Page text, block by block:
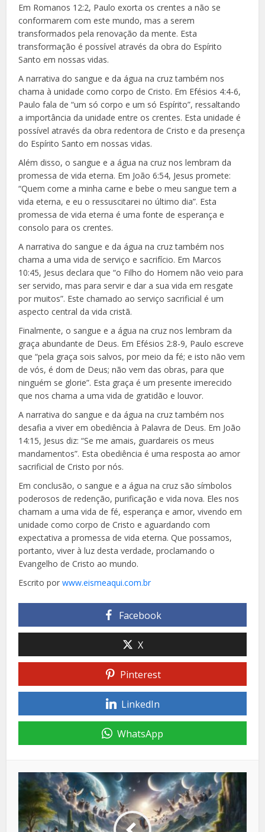
Em Romanos 12:2, Paulo exorta os crentes a não se
conformarem com este mundo, mas a serem
transformados pela renovação da mente. Esta
transformação é possível através da obra do Espírito
Santo em nossas vidas.
A narrativa do sangue e da água na cruz também nos
chama à unidade como corpo de Cristo. Em Efésios 4:4-6,
Paulo fala de “um só corpo e um só Espírito”, ressaltando
a importância da unidade entre os crentes. Esta unidade é
possível através da obra redentora de Cristo e da presença
do Espírito Santo em nossas vidas.
Além disso, o sangue e a água na cruz nos lembram da
promessa de vida eterna. Em João 6:54, Jesus promete:
“Quem come a minha carne e bebe o meu sangue tem a
vida eterna, e eu o ressuscitarei no último dia”. Esta
promessa de vida eterna é uma fonte de esperança e
consolo para os crentes.
A narrativa do sangue e da água na cruz também nos
chama a uma vida de serviço e sacrifício. Em Marcos
10:45, Jesus declara que “o Filho do Homem não veio para
ser servido, mas para servir e dar a sua vida em resgate
por muitos”. Este chamado ao serviço sacrificial é um
aspecto central da vida cristã.
Finalmente, o sangue e a água na cruz nos lembram da
graça abundante de Deus. Em Efésios 2:8-9, Paulo escreve
que “pela graça sois salvos, por meio da fé; e isto não vem
de vós, é dom de Deus; não vem das obras, para que
ninguém se glorie”. Esta graça é um presente imerecido
que nos chama a uma vida de gratidão e louvor.
A narrativa do sangue e da água na cruz também nos
desafia a viver em obediência à Palavra de Deus. Em João
14:15, Jesus diz: “Se me amais, guardareis os meus
mandamentos”. Esta obediência é uma resposta ao amor
sacrificial de Cristo por nós.
Em conclusão, o sangue e a água na cruz são símbolos
poderosos de redenção, purificação e vida nova. Eles nos
chamam a uma vida de fé, esperança e amor, vivendo em
unidade como corpo de Cristo e aguardando com
expectativa a promessa de vida eterna. Que possamos,
portanto, viver à luz desta verdade, proclamando o
Evangelho de Cristo ao mundo.
Escrito porwww.eismeaqui.com.br
Facebook
X
Pinterest
LinkedIn
WhatsApp